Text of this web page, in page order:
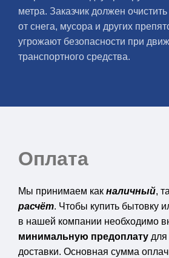
метра. Заказчик должен
от снега, мусора и других
угрожают безопасности при
транспортного средства.
Оплата
Мы принимаем как наличный,
расчёт. Чтобы купить бытовку
в нашей компании необходимо
минимальную предоплату для
доставки. Основная сумма